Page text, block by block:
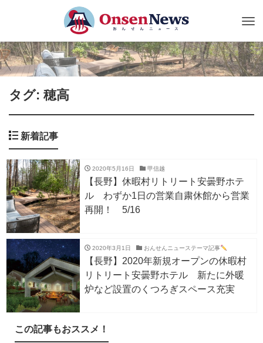
タグ: 穂高
新着記事
2020年5月16日 甲信越
【長野】休暇村リトリート安曇野ホテ
ル わずか1日の営業自粛休館から営業
再開！ 5/16
2020年3月1日 おんせんニューステーマ記事
【長野】2020年新規オープンの休暇村
リトリート安曇野ホテル 新たに外暖
炉など設置のくつろぎスペース充実
この記事もおススメ！